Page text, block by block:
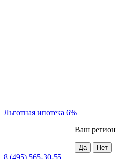
Льготная ипотека 6%
Ваш регион
8 (495) 565-30-55